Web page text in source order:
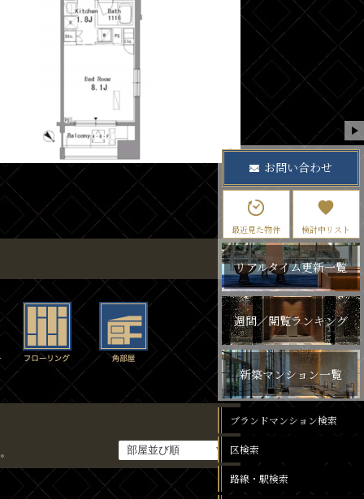
お問い合わせ
最近見た物件 検討中リスト
リアルタイム更新一覧
週間／閲覧ランキング
新築マンション一覧
ブランドマンション検索
区検索
路線・駅検索